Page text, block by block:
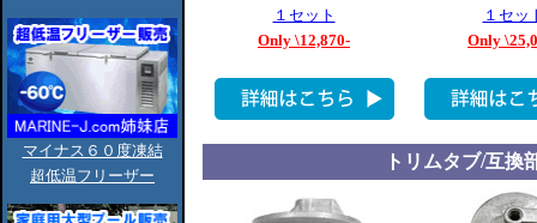
マイナス６０度凍結
超低温フリーザー
１セット
Only \12,870-
１セッ
Only
トリムタブ/互換